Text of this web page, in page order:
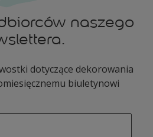
naszego
dotyczące dekorowania
biuletynowi